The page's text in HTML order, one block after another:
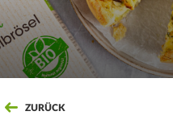
ZURÜCK